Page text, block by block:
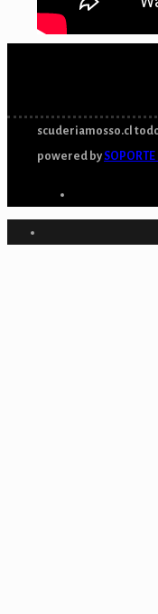
scuderiamosso.cl
powered bySOPORTE